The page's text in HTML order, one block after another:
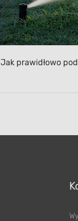
Jak prawidłowo